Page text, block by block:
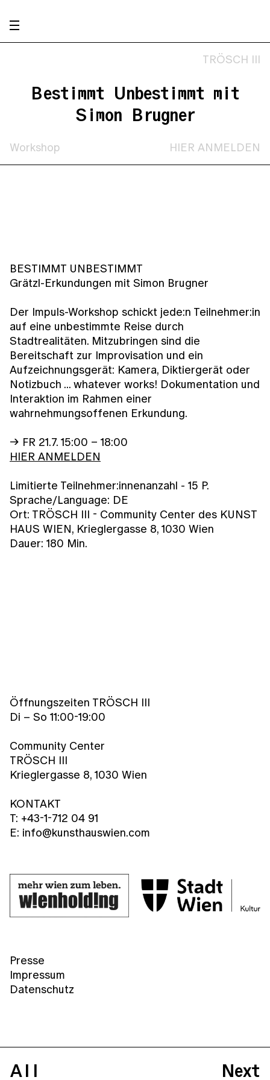
TRÖSCH III
Bestimmt Unbestimmt mit
Simon Brugner
Workshop HIER ANMELDEN
BESTIMMT UNBESTIMMT
Grätzl-Erkundungen mit Simon Brugner
Der Impuls-Workshop schickt jede:n Teilnehmer:in
auf eine unbestimmte Reise durch
Stadtrealitäten. Mitzubringen sind die
Bereitschaft zur Improvisation und ein
Aufzeichnungsgerät: Kamera, Diktiergerät oder
Notizbuch ... whatever works! Dokumentation und
Interaktion im Rahmen einer
wahrnehmungsoffenen Erkundung.
→ FR 21.7. 15:00 – 18:00
HIER ANMELDEN
Limitierte Teilnehmer:innenanzahl - 15 P.
Sprache/Language: DE
Ort: TRÖSCH III - Community Center des KUNST
HAUS WIEN, Krieglergasse 8, 1030 Wien
Dauer: 180 Min.
All Next
Öffnungszeiten TRÖSCH III
Di – So 11:00-19:00
Community Center
TRÖSCH III
Krieglergasse 8, 1030 Wien
KONTAKT
T: +43-1-712 04 91
E: info@kunsthauswien.com
Presse
Impressum
Datenschutz